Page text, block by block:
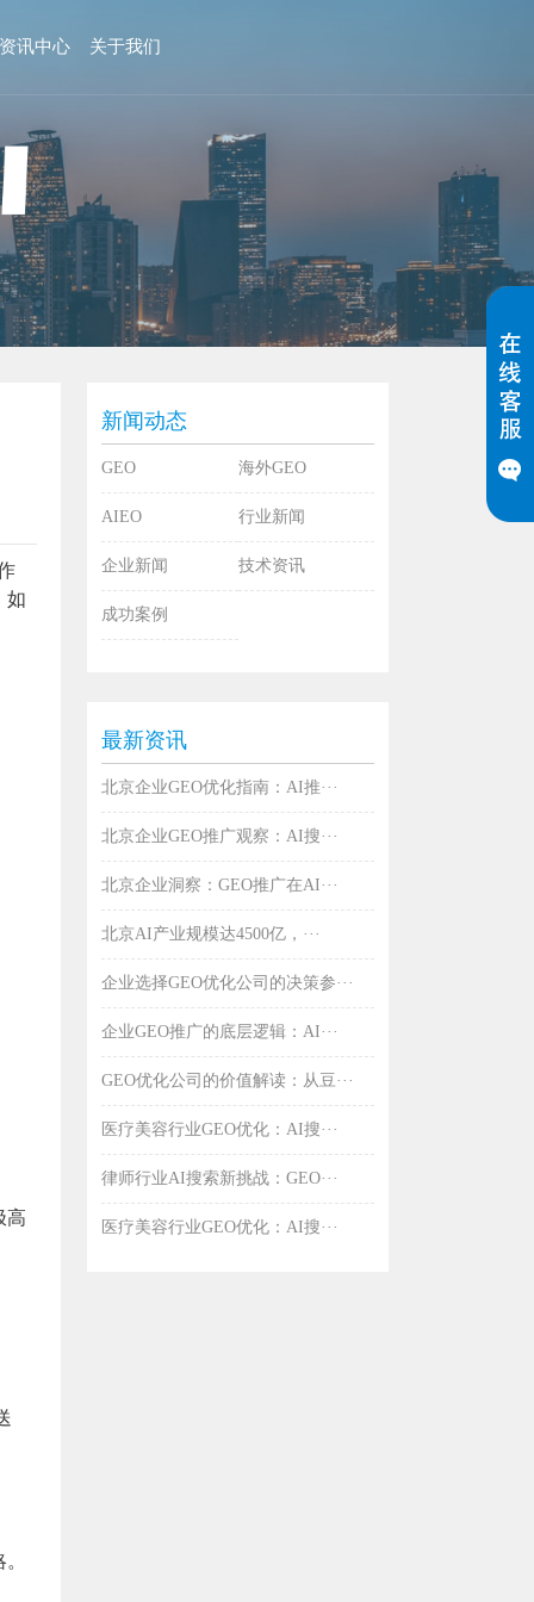
资讯中心 关于我们
如
高
新闻动态
GEO 海外GEO
AIEO 行业新闻
企业新闻 技术资讯
成功案例
最新资讯
北京企业GEO优化指南：AI推···
北京企业GEO推广观察：AI搜···
北京企业洞察：GEO推广在AI···
北京AI产业规模达4500亿，···
企业选择GEO优化公司的决策参···
企业GEO推广的底层逻辑：AI···
GEO优化公司的价值解读：从豆···
医疗美容行业GEO优化：AI搜···
律师行业AI搜索新挑战：GEO···
医疗美容行业GEO优化：AI搜···